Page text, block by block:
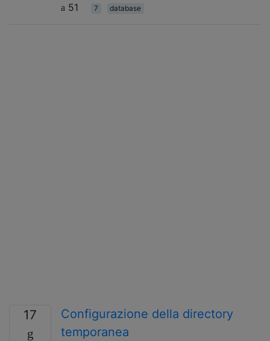
51
7 database
17
Configurazione della directory
temporanea